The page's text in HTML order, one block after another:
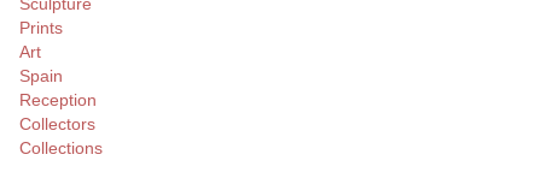
Sculpture
Prints
Art
Spain
Reception
Collectors
Collections